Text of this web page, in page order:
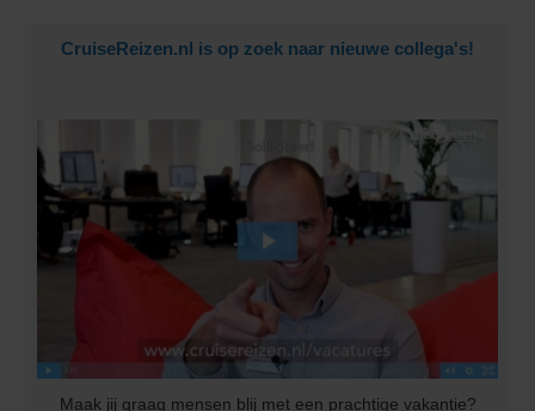
CruiseReizen.nl is op zoek naar nieuwe collega's!
Maak jij graag mensen blij met een prachtige vakantie?